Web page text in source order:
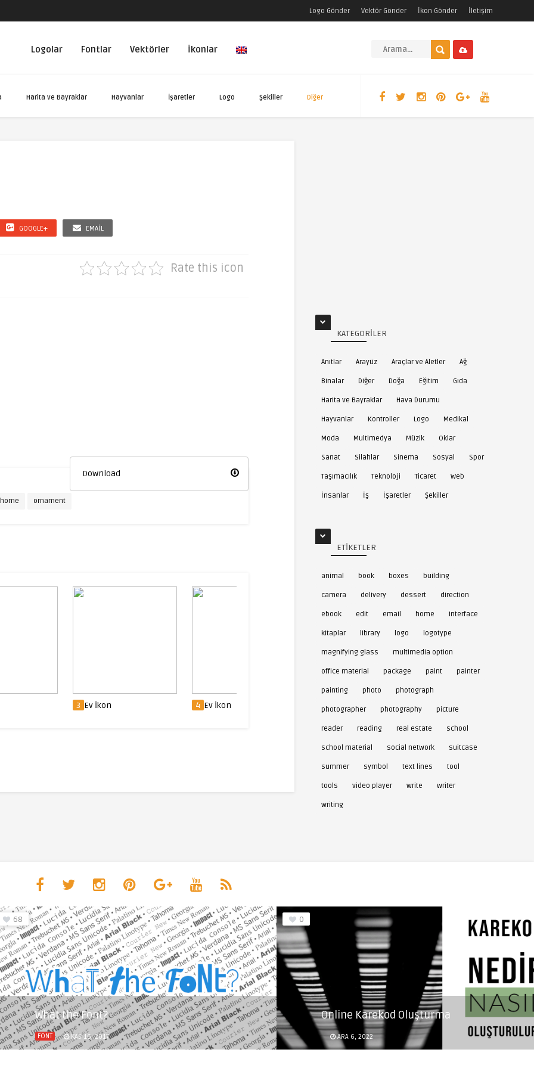
Logo Gönder Vektör Gönder İkon Gönder İletişim
Logolar Fontlar Vektörler İkonlar
Harita ve Bayraklar Hayvanlar İşaretler Logo Şekiller Diğer
GOOGLE+ EMAIL
Rate this icon
Download
home ornament
4 Ev İkon 5 Ev İkon Ev İkon 7 Ev İkon
KATEGORILER
Anıtlar Arayüz Araçlar ve Aletler Ağ
Binalar Diğer Doğa Eğitim Gıda
Harita ve Bayraklar Hava Durumu
Hayvanlar Kontroller Logo Medikal
Moda Multimedya Müzik Oklar
Sanat Silahlar Sinema Sosyal Spor
Taşımacılık Teknoloji Ticaret Web
İnsanlar İş İşaretler Şekiller
ETIKETLER
animal book boxes building
camera delivery dessert direction
ebook edit email home interface
kitaplar library logo logotype
magnifying glass multimedia option
office material package paint painter
painting photo photograph
photographer photography picture
reader reading real estate school
school material social network suitcase
summer symbol text lines tool
tools video player write writer
writing
68
What the Font?
FONT KAS 16, 2017
0
Online Karekod Oluşturma
ARA 6, 2022